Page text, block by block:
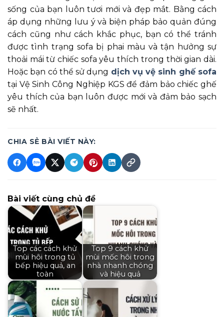
sống của bạn luôn tươi mới và đẹp mắt. Bằng cách
áp dụng những lưu ý và biện pháp bảo quản đúng
cách cũng như cách khắc phục, bạn có thể tránh
được tình trạng sofa bị phai màu và tận hưởng sự
thoải mái từ chiếc sofa yêu thích trong thời gian dài.
Hoặc bạn có thể sử dụng dịch vụ vệ sinh ghế sofa
tại Vệ Sinh Công Nghiệp KGS để đảm bảo chiếc ghế
yêu thích của bạn luôn được mới và đảm bảo sạch
sẽ nhất.
CHIA SẺ BÀI VIẾT NÀY:
Bài viết cùng chủ đề
Top các cách khử
mùi hôi trong tủ
bếp hiệu quả, an
toàn
Top 9 cách khử
mùi mốc hôi trong
nhà nhanh chóng
và hiệu quả